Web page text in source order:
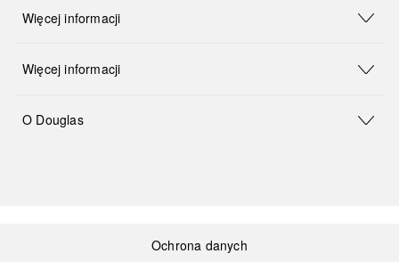
Więcej informacji
Więcej informacji
O Douglas
Ochrona danych